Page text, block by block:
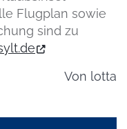
Flugplan sowie
sind zu
Von lotta